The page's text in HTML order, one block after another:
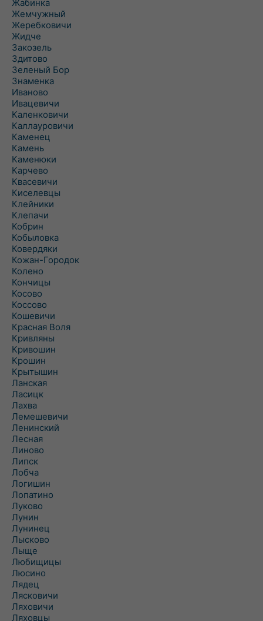
Жабинка
Жемчужный
Жеребковичи
Жидче
Закозель
Здитово
Зеленый Бор
Знаменка
Иваново
Ивацевичи
Каленковичи
Каллауровичи
Каменец
Камень
Каменюки
Карчево
Квасевичи
Киселевцы
Клейники
Клепачи
Кобрин
Кобыловка
Ковердяки
Кожан-Городок
Колено
Кончицы
Косово
Коссово
Кошевичи
Красная Воля
Кривляны
Кривошин
Крошин
Крытышин
Ланская
Ласицк
Лахва
Лемешевичи
Ленинский
Лесная
Линово
Липск
Лобча
Логишин
Лопатино
Луково
Лунин
Лунинец
Лысково
Лыще
Любищицы
Люсино
Лядец
Лясковичи
Ляховичи
Ляховцы